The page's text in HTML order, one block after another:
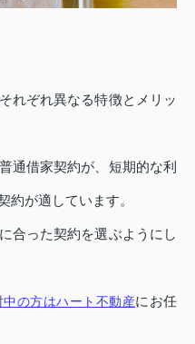
れぞれ異なる特徴とメリッ
通借家契約が、短期的な利
約が適しています。
合った契約を選ぶようにし
の方はハート不動産にお任